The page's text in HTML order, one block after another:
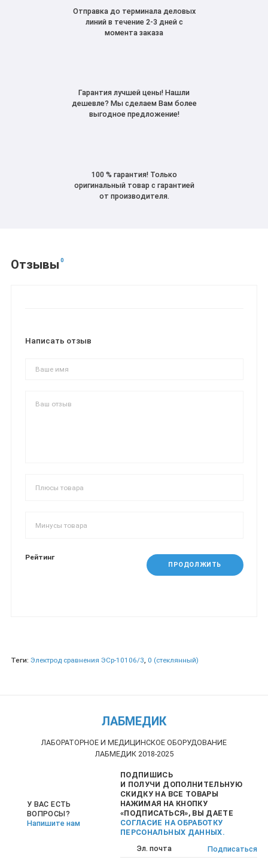
Отправка до терминала деловых
линий в течение 2-3 дней с
момента заказа
Гарантия лучшей цены! Нашли
дешевле? Мы сделаем Вам более
выгодное предложение!
100 % гарантия! Только
оригинальный товар с гарантией
от производителя.
Отзывы 0
Написать отзыв
Рейтинг
ПРОДОЛЖИТЬ
Теги: Электрод сравнения ЭСр-10106/3, 0 (стеклянный)
ЛАБМЕДИК
ЛАБОРАТОРНОЕ И МЕДИЦИНСКОЕ ОБОРУДОВАНИЕ
ЛАБМЕДИК 2018-2025
У ВАС ЕСТЬ
ВОПРОСЫ?
Напишите нам
ПОДПИШИСЬ
И ПОЛУЧИ ДОПОЛНИТЕЛЬНУЮ
СКИДКУ НА ВСЕ ТОВАРЫ
НАЖИМАЯ НА КНОПКУ
«ПОДПИСАТЬСЯ», ВЫ ДАЕТЕ
СОГЛАСИЕ НА ОБРАБОТКУ
ПЕРСОНАЛЬНЫХ ДАННЫХ.
Подписаться